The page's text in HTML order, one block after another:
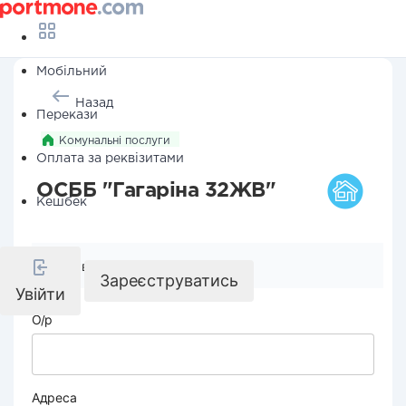
Мобільний
Перекази
Оплата за реквізитами
Кешбек
Увійти
Зареєструватись
Назад
Комунальні послуги
ОСББ "Гагаріна 32ЖВ"
Реквізити компанії
О/р
Адреса